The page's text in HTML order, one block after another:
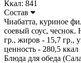
Ккал: 841
Состав
Чиабатта, куриное
соевый соус, чеснок.
гр., жиров - 15,7 гр.,
ценность - 280,5 ккал
Блюда для обеда